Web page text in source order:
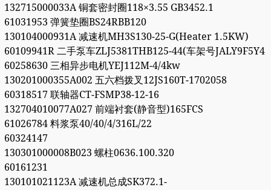
132715000033A 铜套密封圈118×3.55 GB3452.1
61031953 弹簧垫圈BS24RBB120
130104000931A 减速机MH3S130-25-G(Heater 1.5KW)
60109941R 二手泵车ZLJ5381THB125-44(车架号JALY9F5Y4
60258630 三相异步电机YEJ112M-4/4kw
130201000355A002 五六档拨叉12JS160T-1702058
60318517 联轴器CT-FSMP38-12-16
132704010077A027 前端衬套(静音型)165FCS
61026784 料浆泵40/40/4/316L/22
60324147
130301000008B023 螺柱0636.100.320
60161231
130101021123A 减速机总成SK372.1-